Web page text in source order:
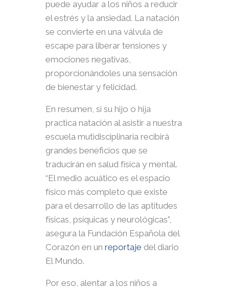
puede ayudar a los niños a reducir
el estrés y la ansiedad. La natación
se convierte en una válvula de
escape para liberar tensiones y
emociones negativas,
proporcionándoles una sensación
de bienestar y felicidad.
En resumen, si su hijo o hija
practica natación al asistir a nuestra
escuela mutidisciplinaria recibirá
grandes beneficios que se
traducirán en salud física y mental.
“El medio acuático es el espacio
físico más completo que existe
para el desarrollo de las aptitudes
físicas, psíquicas y neurológicas”,
asegura la Fundación Española del
Corazón en un reportaje del diario
El Mundo.
Por eso, alentar a los niños a